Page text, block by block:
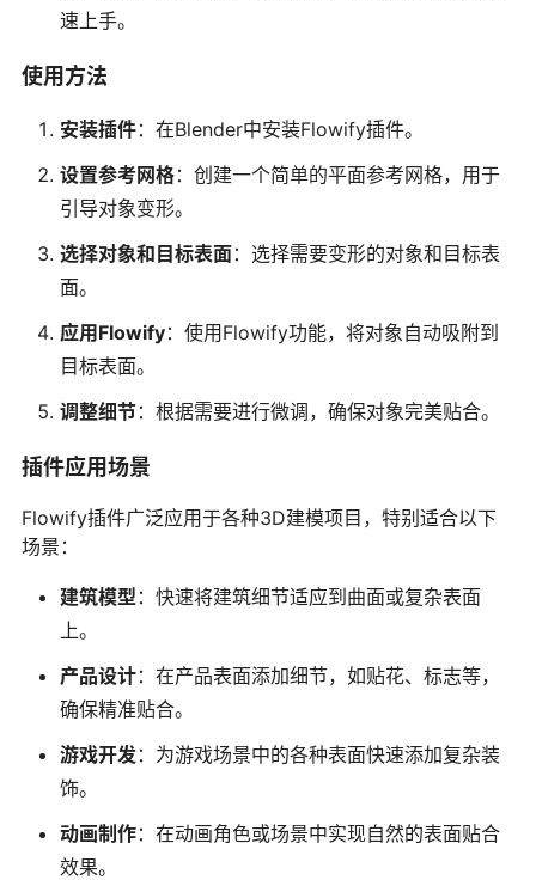
速上手。
使用方法
安装插件：在Blender中安装Flowify插件。
设置参考网格：创建一个简单的平面参考网格，用于
引导对象变形。
选择对象和目标表面：选择需要变形的对象和目标表
面。
应用Flowify：使用Flowify功能，将对象自动吸附到
目标表面。
调整细节：根据需要进行微调，确保对象完美贴合。
插件应用场景
Flowify插件广泛应用于各种3D建模项目，特别适合以下
场景：
建筑模型 ：快速将建筑细节适应到曲面或复杂表面
上。
产品设计：在产品表面添加细节，如贴花、标志等，
确保精准贴合。
游戏开发：为游戏场景中的各种表面快速添加复杂装
饰。
动画制作：在动画角色或场景中实现自然的表面贴合
效果。